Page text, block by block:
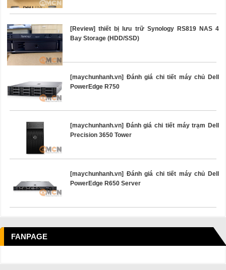
[Review] thiết bị lưu trữ Synology RS819 NAS 4
Bay Storage (HDD/SSD)
[maychunhanh.vn] Đánh giá chi tiết máy chủ Dell
PowerEdge R750
[maychunhanh.vn] Đánh giá chi tiết máy trạm Dell
Precision 3650 Tower
[maychunhanh.vn] Đánh giá chi tiết máy chủ Dell
PowerEdge R650 Server
FANPAGE